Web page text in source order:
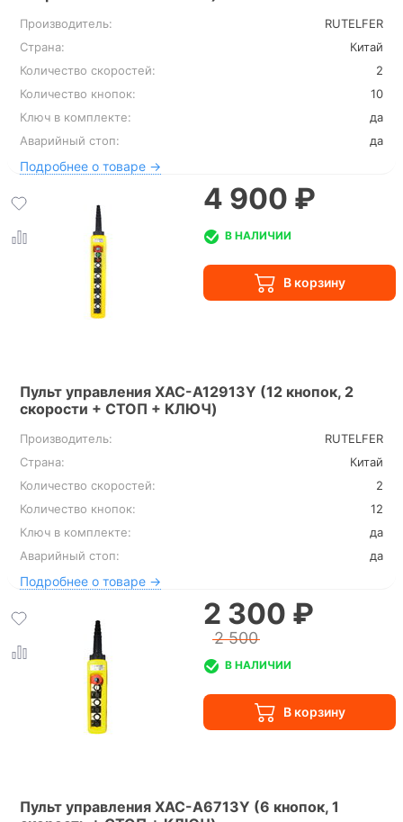
Производитель:
RUTELFER
Страна:
Китай
Количество скоростей:
2
Количество кнопок:
10
Ключ в комплекте:
да
Аварийный стоп:
да
Подробнее о товаре →
Пульт управления XAC-A12913Y (12 кнопок, 2
скорости + СТОП + КЛЮЧ)
Производитель:
RUTELFER
Страна:
Китай
Количество скоростей:
2
Количество кнопок:
12
Ключ в комплекте:
да
Аварийный стоп:
да
Подробнее о товаре →
4 900 ₽
В НАЛИЧИИ
Пульт управления XAC-A6713Y (6 кнопок, 1
2 300 ₽
2 500
В НАЛИЧИИ